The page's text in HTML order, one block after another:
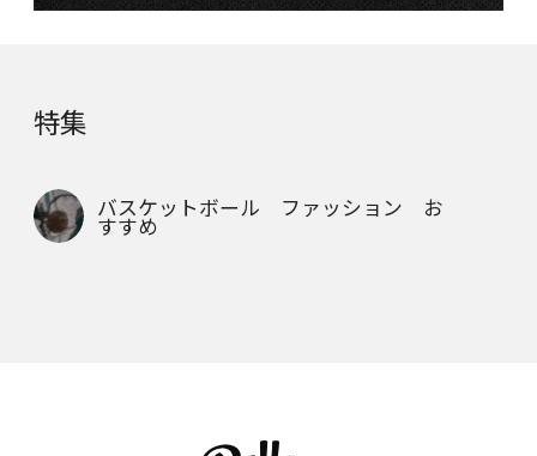
特集
バスケットボール ファッション お
すすめ